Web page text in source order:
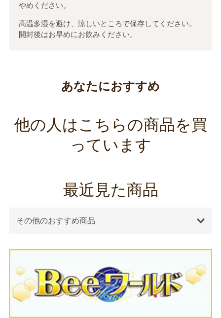
やめください。
高温多湿を避け、涼しいところで保存してください。
開封後はお早めにお飲みください。
あなたにおすすめ
他の人はこちらの商品を買
っています
最近見た商品
その他のおすすめ商品